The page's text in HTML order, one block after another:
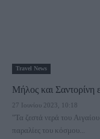
Travel News
Μήλος και Σαντορίνη
27 Ιουνίου 2023, 10:18
"Τα ζεστά νερά του
παραλίες του κόσμου...